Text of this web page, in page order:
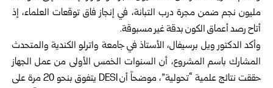
مليون نجم ضمن مجرة درب التبانة، في إنجاز فاق توقعات العلماء، إذ
أتاح رصد أعماق الكون بدقة غير مسبوقة.
وأكد الدكتور ويل برسيفال، الأستاذ في جامعة واترلو الكندية والمتحدث
المشارك باسم المشروع، أن السنوات الخمس الأولى من عمل الجهاز
حققت نتائج علمية “تحولية”، موضحاً أن DESI يتفوق بنحو 20 مرة على